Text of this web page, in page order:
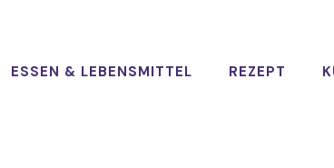
ESSEN & LEBENSMITTEL REZEPT